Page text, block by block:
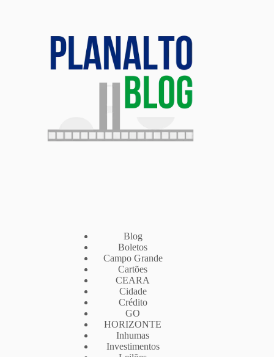
Blog
Boletos
Campo Grande
Cartões
CEARA
Cidade
Crédito
GO
HORIZONTE
Inhumas
Investimentos